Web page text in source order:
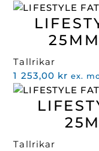
Tallrikar
1 253,00 kr ex.
Tallrikar